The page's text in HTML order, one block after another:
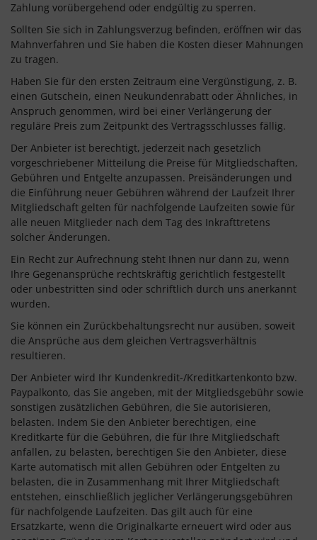
Zahlung vorübergehend oder endgültig zu sperren.
Sollten Sie sich in Zahlungsverzug befinden, eröffnen wir das
Mahnverfahren und Sie haben die Kosten dieser Mahnungen
zu tragen.
Haben Sie für den ersten Zeitraum eine Vergünstigung, z. B.
einen Gutschein, einen Neukundenrabatt oder Ähnliches, in
Anspruch genommen, wird bei einer Verlängerung der
reguläre Preis zum Zeitpunkt des Vertragsschlusses fällig.
Der Anbieter ist berechtigt, jederzeit nach gesetzlich
vorgeschriebener Mitteilung die Preise für Mitgliedschaften,
Gebühren und Entgelte anzupassen. Preisänderungen und
die Einführung neuer Gebühren während der Laufzeit Ihrer
Mitgliedschaft gelten für nachfolgende Laufzeiten sowie für
alle neuen Mitglieder nach dem Tag des Inkrafttretens
solcher Änderungen.
Ein Recht zur Aufrechnung steht Ihnen nur dann zu, wenn
Ihre Gegenansprüche rechtskräftig gerichtlich festgestellt
oder unbestritten sind oder schriftlich durch uns anerkannt
wurden.
Sie können ein Zurückbehaltungsrecht nur ausüben, soweit
die Ansprüche aus dem gleichen Vertragsverhältnis
resultieren.
Der Anbieter wird Ihr Kundenkredit-/Kreditkartenkonto bzw.
Paypalkonto, das Sie angeben, mit der Mitgliedsgebühr sowie
sonstigen zusätzlichen Gebühren, die Sie autorisieren,
belasten. Indem Sie den Anbieter berechtigen, eine
Kreditkarte für die Gebühren, die für Ihre Mitgliedschaft
anfallen, zu belasten, berechtigen Sie den Anbieter, diese
Karte automatisch mit allen Gebühren oder Entgelten zu
belasten, die in Zusammenhang mit Ihrer Mitgliedschaft
entstehen, einschließlich jeglicher Verlängerungsgebühren
für nachfolgende Laufzeiten. Das gilt auch für eine
Ersatzkarte, wenn die Originalkarte erneuert wird oder aus